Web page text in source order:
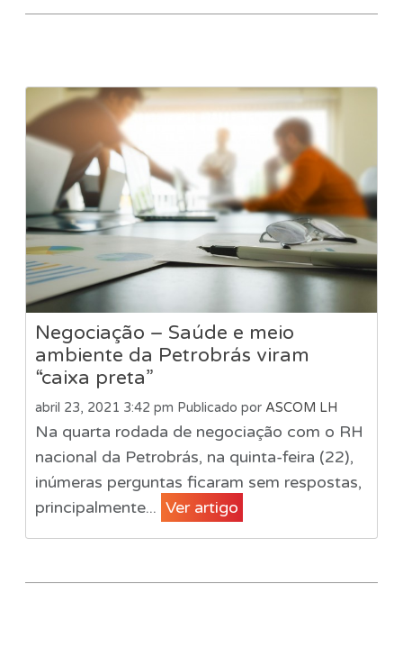
Negociação – Saúde e meio
ambiente da Petrobrás viram
“caixa preta”
abril 23, 2021 3:42 pm Publicado por ASCOM LH
Na quarta rodada de negociação com o RH
nacional da Petrobrás, na quinta-feira (22),
inúmeras perguntas ficaram sem respostas,
principalmente... Ver artigo